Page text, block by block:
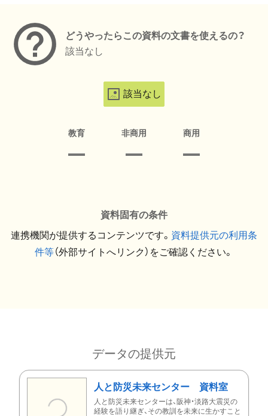
どうやったらこの資料の文書を使えるの？
該当なし
該当なし
教育 非商用 商用
資料固有の条件
連携機関が提供するコンテンツです。 資料提供元の利用条
件等（外部サイトへリンク）をご確認ください。
データの提供元
人と防災未来センター 資料室
人と防災未来センターは、阪神・淡路大震災の
経験を語り継ぎ、その教訓を未来に生かすこと